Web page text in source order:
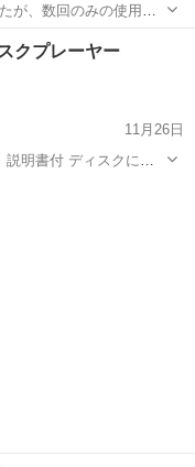
が、数回のみの使用で
全てとなります。 他サ
のでご了承ください。
ダー Panasonic
クプレーヤー
11月26日
書付 ディスクによ